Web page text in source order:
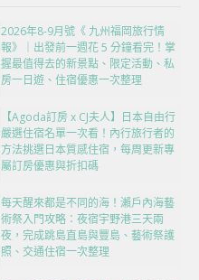
2026年8-9月號《 九州福岡旅行情
報》｜出發前一週花 5 分鐘看完！掌
握最值得去的新景點、限定活動、私
房一日遊、住宿優惠一次整理
【Agoda訂房 x CJ夫人】日本自由行
嚴選住宿名單一次看！內行旅行者的
方法挑選日本質感住宿，每周更新專
屬訂房優惠與折扣碼
每天醒來都是不同的海！瀨戶內海藝
術祭入門攻略：夜宿宇野港三天兩
夜，完成跳島直島與豐島、藝術祭護
照、交通住宿一次整理